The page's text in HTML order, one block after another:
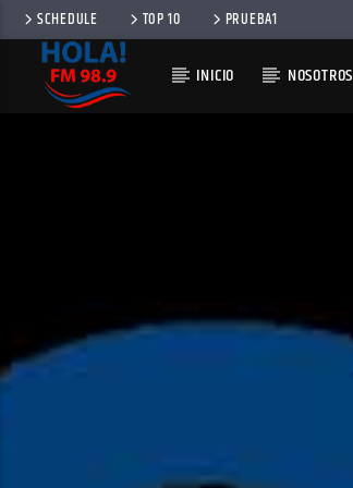
SCHEDULE TOP 10 PRUEBA1
INICIO NOSOTROS